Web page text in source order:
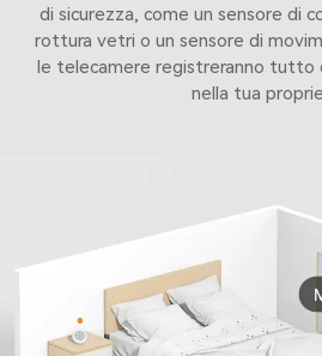
di sicurezza, come un sensore di
rottura vetri o un sensore di
le telecamere registreranno tutto
nella tua